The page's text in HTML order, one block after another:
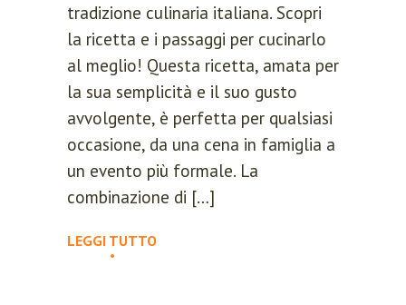
tradizione culinaria italiana. Scopri
la ricetta e i passaggi per cucinarlo
al meglio! Questa ricetta, amata per
la sua semplicità e il suo gusto
avvolgente, è perfetta per qualsiasi
occasione, da una cena in famiglia a
un evento più formale. La
combinazione di […]
LEGGI TUTTO